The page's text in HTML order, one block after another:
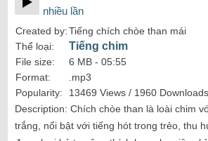
nhiều lần
Created by:Tiếng chích chòe than mái
Thể loại:
Tiếng chim
File size: 6 MB - 05:55
Format:
.mp3
Popularity:
13469 Views / 1960 Downloads
Description: Chích chòe than là loài chim
trắng, nổi bật với tiếng hót trong trẻo, thu